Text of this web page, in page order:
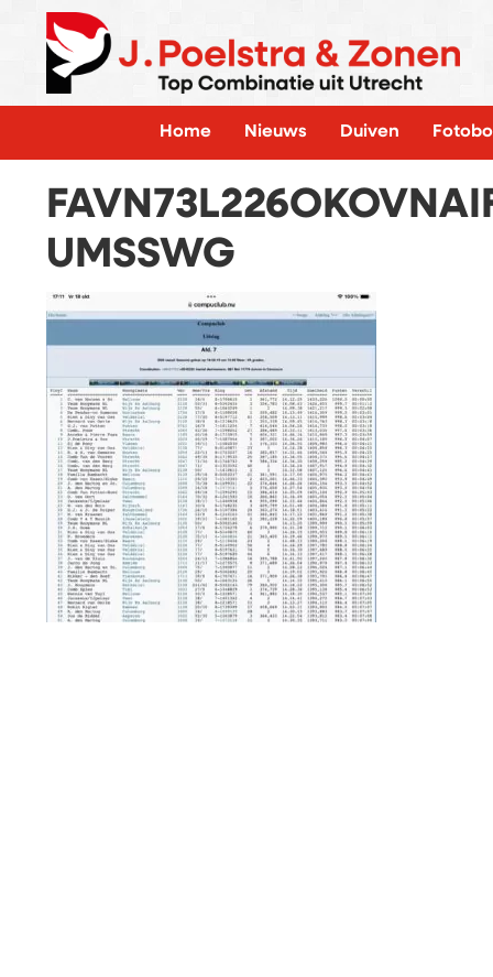
Home Nieuws Duiven
UMSSWG